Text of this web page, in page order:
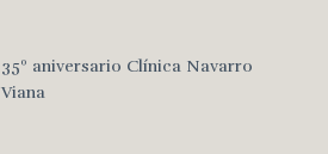
35º aniversario Clínica Navarro
Viana